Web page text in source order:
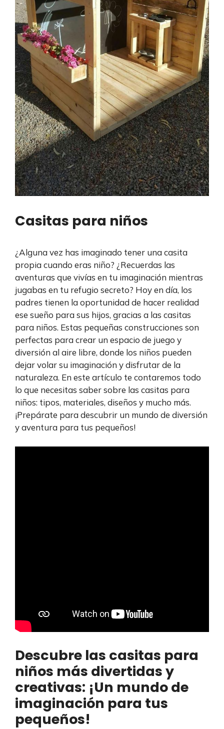
Casitas para niños
¿Alguna vez has imaginado tener una casita
propia cuando eras niño? ¿Recuerdas las
aventuras que vivías en tu imaginación mientras
jugabas en tu refugio secreto? Hoy en día, los
padres tienen la oportunidad de hacer realidad
ese sueño para sus hijos, gracias a las casitas
para niños. Estas pequeñas construcciones son
perfectas para crear un espacio de juego y
diversión al aire libre, donde los niños pueden
dejar volar su imaginación y disfrutar de la
naturaleza. En este artículo te contaremos todo
lo que necesitas saber sobre las casitas para
niños: tipos, materiales, diseños y mucho más.
¡Prepárate para descubrir un mundo de diversión
y aventura para tus pequeños!
Descubre las casitas para
niños más divertidas y
creativas: ¡Un mundo de
imaginación para tus
pequeños!